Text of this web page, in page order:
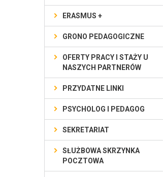
ERASMUS +
GRONO PEDAGOGICZNE
OFERTY PRACY I STAŻY U
NASZYCH PARTNERÓW
PRZYDATNE LINKI
PSYCHOLOG I PEDAGOG
SEKRETARIAT
SŁUŻBOWA SKRZYNKA
POCZTOWA